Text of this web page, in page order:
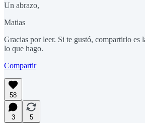
Un abrazo,
Matias
Gracias por leer. Si te gustó, compartirlo es
lo que hago.
Compartir
58
3
5